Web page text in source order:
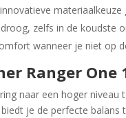
innovatieve
zelfs in de koudste
wanneer je niet op
Ranger One
naar een hoger
je de perfecte